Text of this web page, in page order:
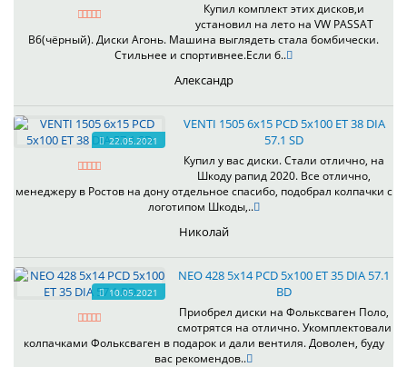
Купил комплект этих дисков,и
установил на лето на VW PASSAT
B6(чёрный). Диски Агонь. Машина выглядеть стала бомбически.
Стильнее и спортивнее.Если б..
Александр
22.05.2021
VENTI 1505 6x15 PCD 5x100 ET 38 DIA
57.1 SD
Купил у вас диски. Стали отлично, на
Шкоду рапид 2020. Все отлично,
менеджеру в Ростов на дону отдельное спасибо, подобрал колпачки с
логотипом Шкоды,..
Николай
10.05.2021
NEO 428 5x14 PCD 5x100 ET 35 DIA 57.1
BD
Приобрел диски на Фольксваген Поло,
смотрятся на отлично. Укомплектовали
колпачками Фольксваген в подарок и дали вентиля. Доволен, буду
вас рекомендов..